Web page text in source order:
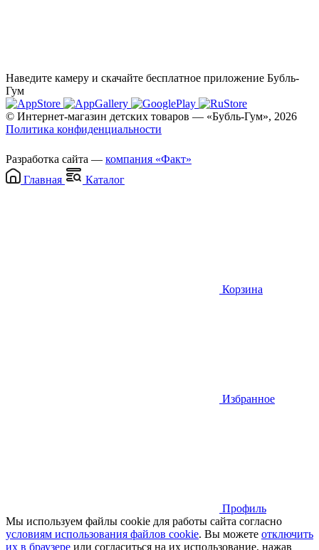
Наведите камеру и скачайте бесплатное приложение Бубль-
Гум
© Интернет-магазин детских товаров — «Бубль-Гум», 2026
Политика конфиденциальности
Разработка сайта — компания «Факт»
Главная
Каталог
Корзина
Избранное
Профиль
Мы используем файлы cookie для работы сайта согласно
условиям использования файлов cookie. Вы можете отключить
их в браузере или cогласиться на их использование, нажав